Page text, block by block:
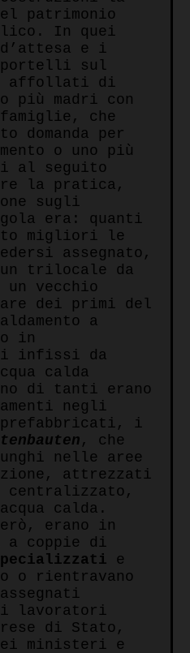
patrimonio
In quei
e i
sul
affollati di
madri con
che
domanda per
o uno più
al seguito
la pratica,
sugli
era: quanti
migliori le
assegnato,
un trilocale da
vecchio
dei primi del
a
in
infissi da
calda
di tanti erano
negli
prefabbricati, i
, che
nelle aree
attrezzati
centralizzato,
calda.
erano in
a coppie di
e
rientravano
lavoratori
di Stato,
ministeri e